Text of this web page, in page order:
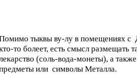
тыквы ву-лу в помещениях с
то болеет, есть смысл размещать
(соль-вода-монеты), а
или символы Металла.